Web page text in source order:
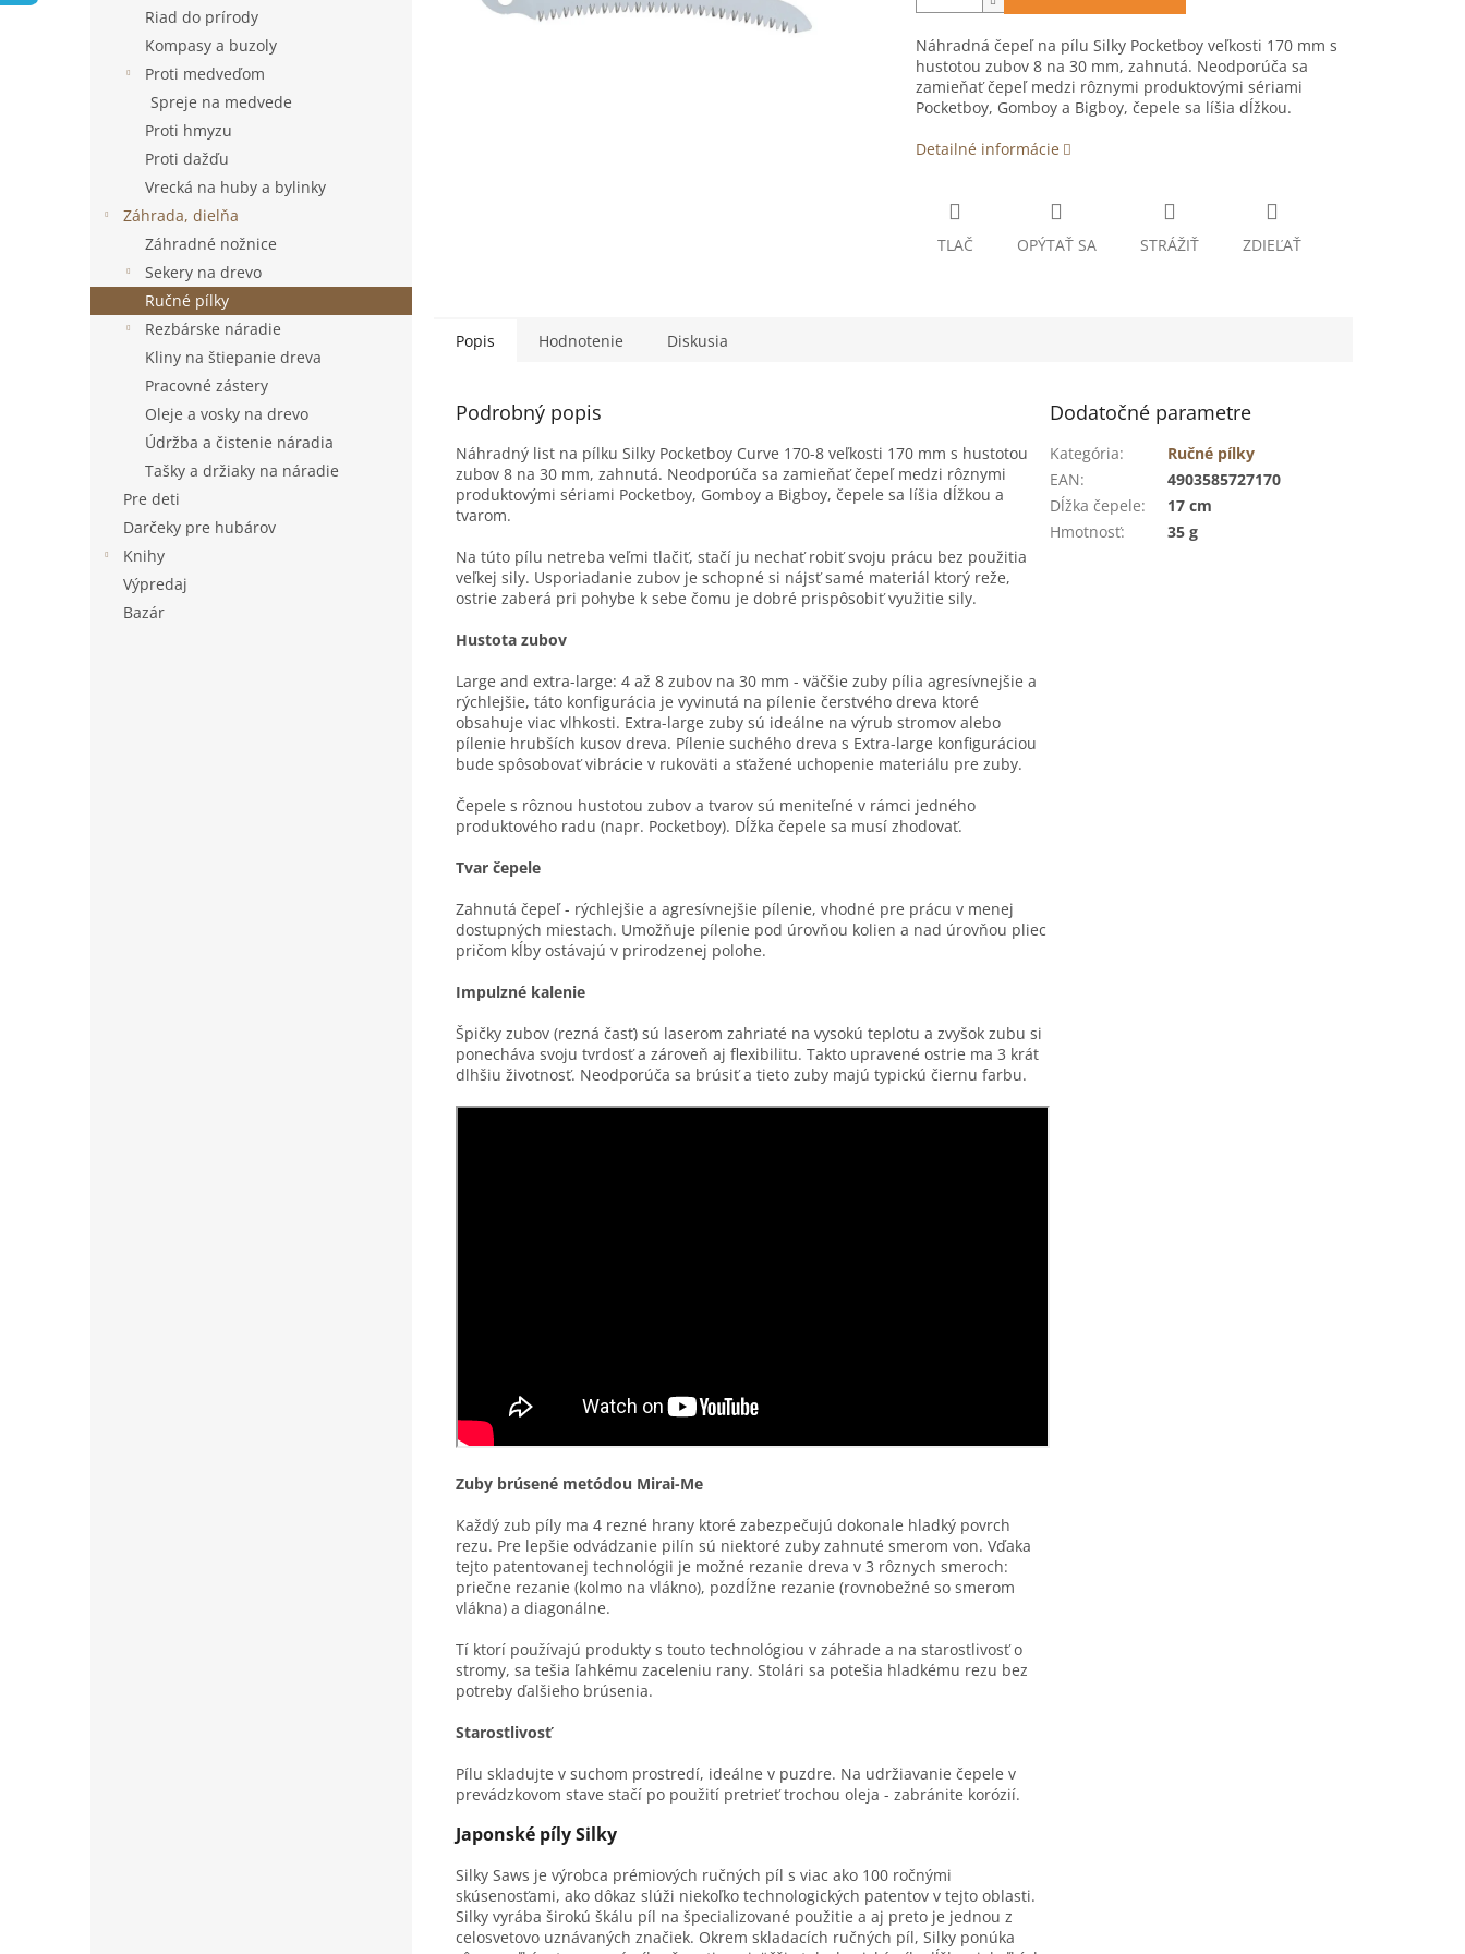
Riad do prírody
Kompasy a buzoly
Proti medveďom
Spreje na medvede
Proti hmyzu
Proti dažďu
Vrecká na huby a bylinky
Záhrada, dielňa
Záhradné nožnice
Sekery na drevo
Ručné pílky
Rezbárske náradie
Kliny na štiepanie dreva
Pracovné zástery
Oleje a vosky na drevo
Údržba a čistenie náradia
Tašky a držiaky na náradie
Pre deti
Darčeky pre hubárov
Knihy
Výpredaj
Bazár
Náhradná čepeľ na pílu Silky Pocketboy veľkosti 170 mm s
hustotou zubov 8 na 30 mm, zahnutá. Neodporúča sa
zamieňať čepeľ medzi rôznymi produktovými sériami
Pocketboy, Gomboy a Bigboy, čepele sa líšia dĺžkou.
Detailné informácie
TLAČ OPÝTAŤ SA STRÁŽIŤ ZDIEĽAŤ
Popis Hodnotenie Diskusia
Podrobný popis
Náhradný list na pílku Silky Pocketboy Curve 170-8 veľkosti 170 mm s hustotou
zubov 8 na 30 mm, zahnutá. Neodporúča sa zamieňať čepeľ medzi rôznymi
produktovými sériami Pocketboy, Gomboy a Bigboy, čepele sa líšia dĺžkou a
tvarom.
Na túto pílu netreba veľmi tlačiť, stačí ju nechať robiť svoju prácu bez použitia
veľkej sily. Usporiadanie zubov je schopné si nájsť samé materiál ktorý reže,
ostrie zaberá pri pohybe k sebe čomu je dobré prispôsobiť využitie sily.
Hustota zubov
Large and extra-large: 4 až 8 zubov na 30 mm - väčšie zuby pília agresívnejšie a
rýchlejšie, táto konfigurácia je vyvinutá na pílenie čerstvého dreva ktoré
obsahuje viac vlhkosti. Extra-large zuby sú ideálne na výrub stromov alebo
pílenie hrubších kusov dreva. Pílenie suchého dreva s Extra-large konfiguráciou
bude spôsobovať vibrácie v rukoväti a sťažené uchopenie materiálu pre zuby.
Čepele s rôznou hustotou zubov a tvarov sú meniteľné v rámci jedného
produktového radu (napr. Pocketboy). Dĺžka čepele sa musí zhodovať.
Tvar čepele
Zahnutá čepeľ - rýchlejšie a agresívnejšie pílenie, vhodné pre prácu v menej
dostupných miestach. Umožňuje pílenie pod úrovňou kolien a nad úrovňou pliec
pričom kĺby ostávajú v prirodzenej polohe.
Impulzné kalenie
Špičky zubov (rezná časť) sú laserom zahriaté na vysokú teplotu a zvyšok zubu si
ponecháva svoju tvrdosť a zároveň aj flexibilitu. Takto upravené ostrie ma 3 krát
dlhšiu životnosť. Neodporúča sa brúsiť a tieto zuby majú typickú čiernu farbu.
Zuby brúsené metódou Mirai-Me
Každý zub píly ma 4 rezné hrany ktoré zabezpečujú dokonale hladký povrch
rezu. Pre lepšie odvádzanie pilín sú niektoré zuby zahnuté smerom von. Vďaka
tejto patentovanej technológii je možné rezanie dreva v 3 rôznych smeroch:
priečne rezanie (kolmo na vlákno), pozdĺžne rezanie (rovnobežné so smerom
vlákna) a diagonálne.
Tí ktorí používajú produkty s touto technológiou v záhrade a na starostlivosť o
stromy, sa tešia ľahkému zaceleniu rany. Stolári sa potešia hladkému rezu bez
potreby ďalšieho brúsenia.
Starostlivosť
Pílu skladujte v suchom prostredí, ideálne v puzdre. Na udržiavanie čepele v
prevádzkovom stave stačí po použití pretrieť trochou oleja - zabránite korózií.
Japonské píly Silky
Silky Saws je výrobca prémiových ručných píl s viac ako 100 ročnými
skúsenosťami, ako dôkaz slúži niekoľko technologických patentov v tejto oblasti.
Silky vyrába širokú škálu píl na špecializované použitie a aj preto je jednou z
celosvetovo uznávaných značiek. Okrem skladacích ručných píl, Silky ponúka
Dodatočné parametre
Kategória:
Ručné pílky
EAN:
4903585727170
Dĺžka čepele:
17 cm
Hmotnosť: 35 g